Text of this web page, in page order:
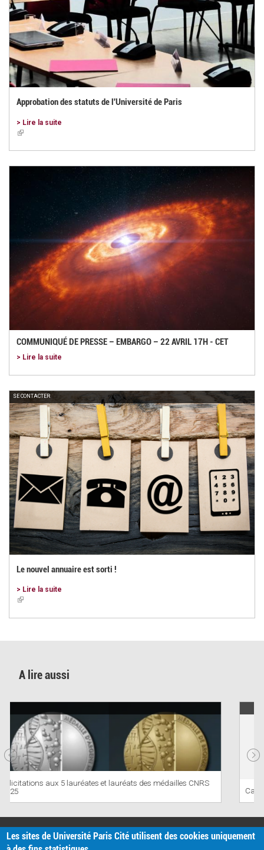
Approbation des statuts de l'Université de Paris
> Lire la suite
(link
external)
COMMUNIQUÉ DE PRESSE – EMBARGO – 22 AVRIL 17H - CET
> Lire la suite
SE CONTACTER
Le nouvel annuaire est sorti !
> Lire la suite
(link
external)
A lire aussi
PRATIQUE
Plan d'accès
Les sites de Université Paris Cité utilisent des cookies uniquement